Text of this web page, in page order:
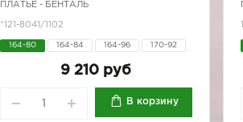
ПЛАТЬЕ - БЕНТАЛЬ
*121-8041/1102
164-80 164-84 164-96 170-92
9 210 руб
В корзину